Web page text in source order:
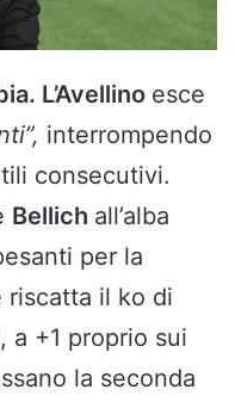
L’Avellino esce
interrompendo
consecutivi.
Bellich all’alba
per la
riscatta il ko di
a +1 proprio sui
la seconda